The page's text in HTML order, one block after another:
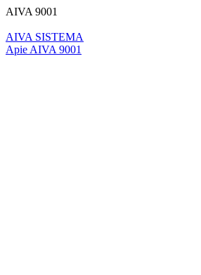
AIVA 9001
AIVA SISTEMA
Apie AIVA 9001